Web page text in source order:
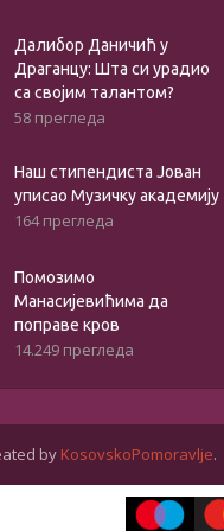
Далибор Даничић у
Драганцу: Шта си урадио
са својим талантом?
58 прегледа
Наш стипендиста Јован
уписао Музичку академију
164 прегледа
Помозимо
Манасијевићима да
поправе кров
14.249 прегледа
by KosovskoPomoravlje.